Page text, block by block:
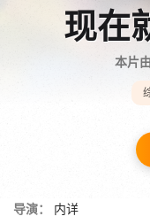
现在
本片
导演：
内详